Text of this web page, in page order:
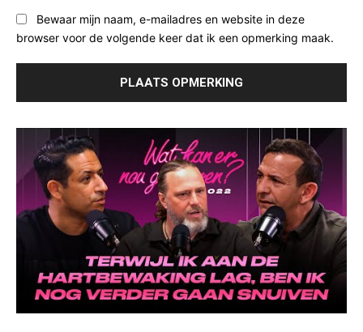
Bewaar mijn naam, e-mailadres en website in deze
browser voor de volgende keer dat ik een opmerking maak.